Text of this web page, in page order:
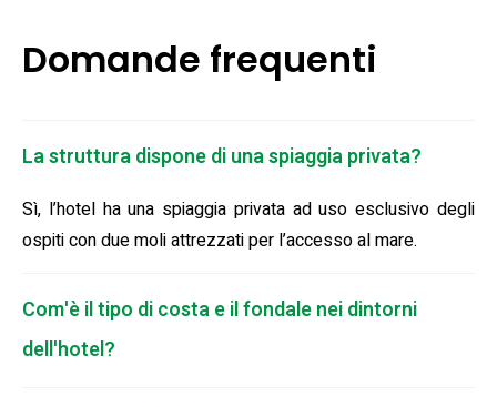
Domande frequenti
La struttura dispone di una spiaggia privata?
Sì, l’hotel ha una spiaggia privata ad uso esclusivo degli
ospiti con due moli attrezzati per l’accesso al mare.
Com'è il tipo di costa e il fondale nei dintorni
dell'hotel?